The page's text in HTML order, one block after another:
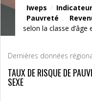
Iweps /
Pauvreté ,
selon la classe d’âge
Dernières données
TAUX DE RISQUE DE
SEXE